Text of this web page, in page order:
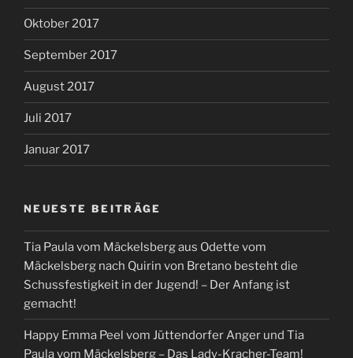
Oktober 2017
September 2017
August 2017
Juli 2017
Januar 2017
NEUESTE BEITRÄGE
Tia Paula vom Mäckelsberg aus Odette vom
Mäckelsberg nach Quirin von Bretano besteht die
Schussfestigkeit in der Jugend! – Der Anfang ist
gemacht!
Happy Emma Peel vom Jüttendorfer Anger und Tia
Paula vom Mäckelsberg – Das Lady-Kracher-Team!